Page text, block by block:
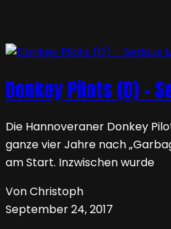
Donkey Pilots (D) –
Die Hannoveraner Donkey
ganze vier Jahre nach
am Start. Inzwischen wurde
Von Christoph
September 24, 2017